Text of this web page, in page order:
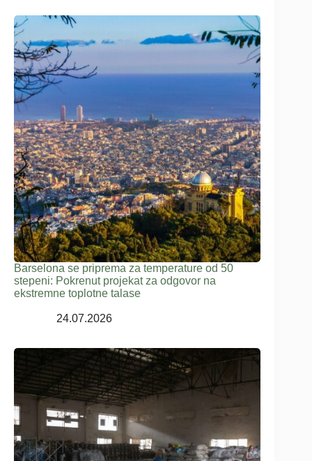
Barselona se priprema za temperature od 50
stepeni: Pokrenut projekat za odgovor na
ekstremne toplotne talase
24.07.2026